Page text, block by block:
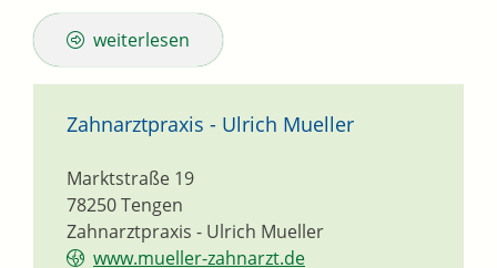
weiterlesen
Zahnarztpraxis - Ulrich Mueller
Zahnarztpraxis - Ulrich Mueller
Marktstraße 19
78250Tengen
www.mueller-zahnarzt.de